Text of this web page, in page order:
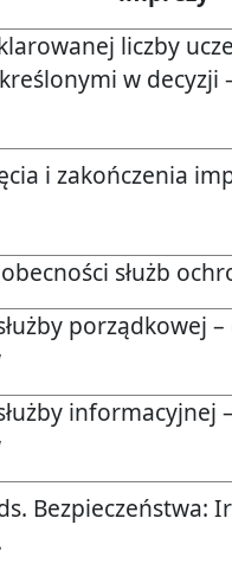
liczby
w decyzji
i zakończenia
służb
porządkowej
informacyjnej
Bezpieczeństwa: